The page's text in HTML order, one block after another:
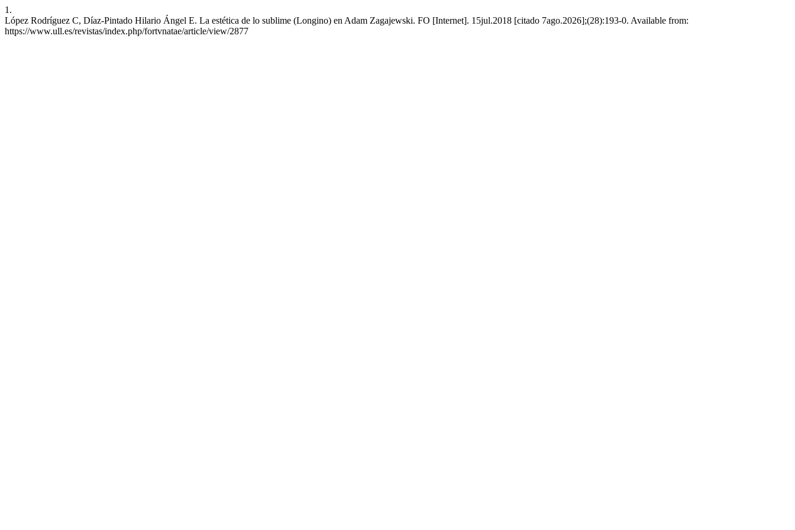
1.
López Rodríguez C, Díaz-Pintado Hilario Ángel E. La estética de lo sublime (Longino) en Adam Zagajewski. FO [Internet]. 15jul.2018 [citado 7ago.2026];(28):193-0. Available from:
https://www.ull.es/revistas/index.php/fortvnatae/article/view/2877